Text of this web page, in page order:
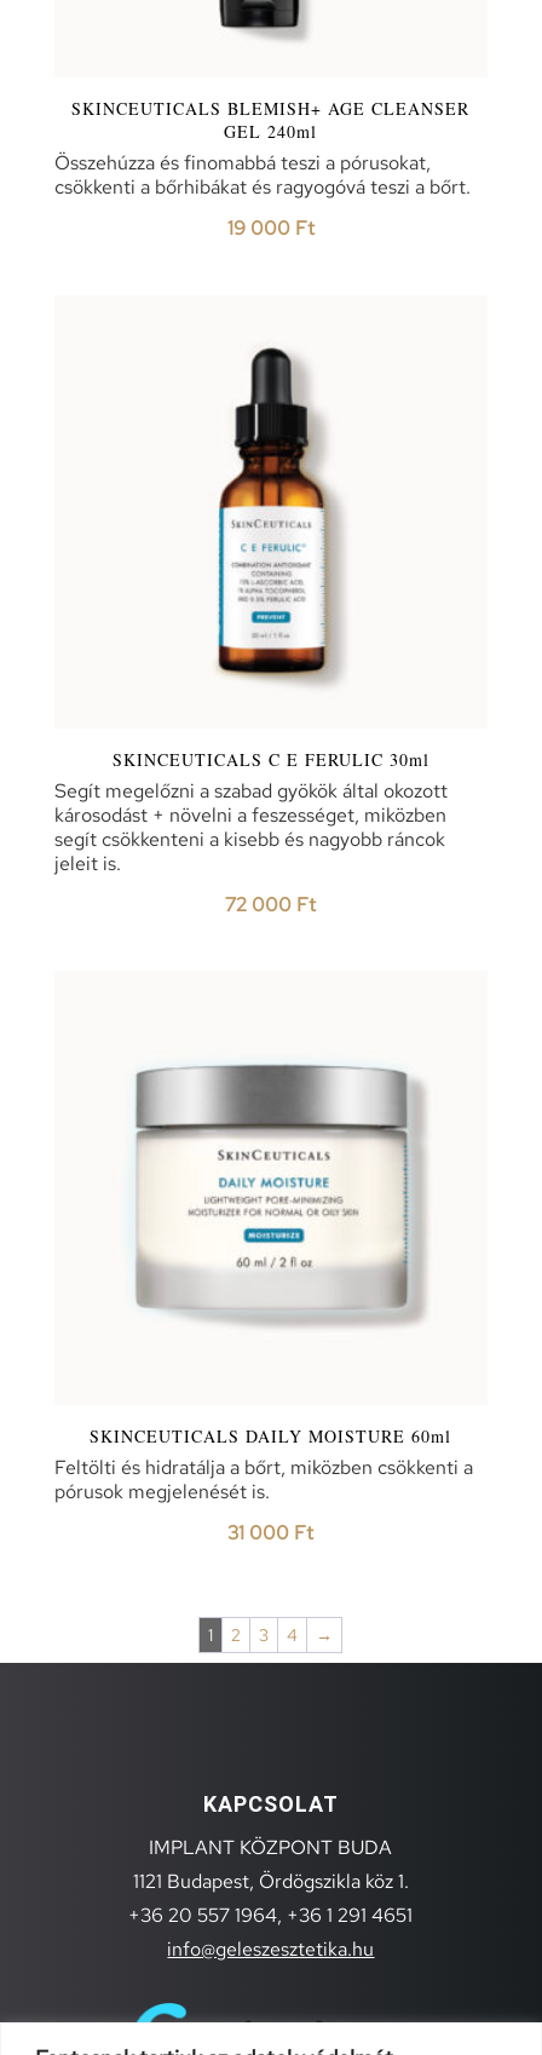
SKINCEUTICALS BLEMISH+ AGE CLEANSER
GEL 240ml
Összehúzza és finomabbá teszi a pórusokat,
csökkenti a bőrhibákat és ragyogóvá teszi a bőrt.
19 000 Ft
SKINCEUTICALS C E FERULIC 30ml
Segít megelőzni a szabad gyökök által okozott
károsodást + növelni a feszességet, miközben
segít csökkenteni a kisebb és nagyobb ráncok
jeleit is.
72 000 Ft
SKINCEUTICALS DAILY MOISTURE 60ml
Feltölti és hidratálja a bőrt, miközben csökkenti a
pórusok megjelenését is.
31 000 Ft
1 2 3 4 →
KAPCSOLAT
IMPLANT KÖZPONT BUDA
1121 Budapest, Ördögszikla köz 1.
+36 20 557 1964, +36 1 291 4651
info@geleszesztetika.hu